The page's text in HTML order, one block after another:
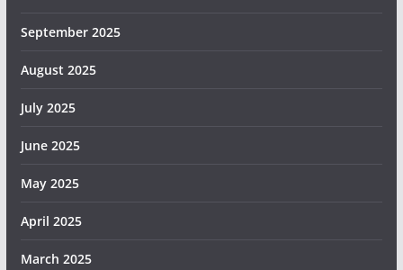
September 2025
August 2025
July 2025
June 2025
May 2025
April 2025
March 2025